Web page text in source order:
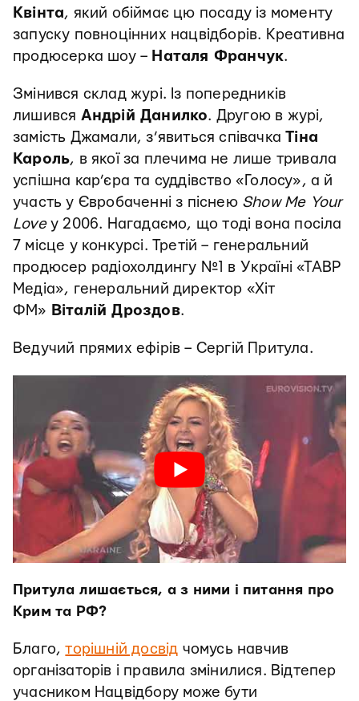
Квінта, який обіймає цю посаду із моменту
запуску повноцінних нацвідборів. Креативна
продюсерка шоу – Наталя Франчук.
Змінився склад журі. Із попередників
лишився Андрій Данилко. Другою в журі,
замість Джамали, з’явиться співачкаТіна
Кароль, в якої за плечима не лише тривала
успішна кар’єра та суддівство «Голосу», а й
участь у Євробаченні з піснею Show Me Your
Loveу 2006. Нагадаємо, що тоді вона посіла
7 місце у конкурсі. Третій – генеральний
продюсер радіохолдингу №1 в Україні «ТАВР
Медіа», генеральний директор «Хіт
ФМ» Віталій Дроздов.
Ведучий прямих ефірів – Сергій Притула.
Притула лишається, а з ними і питання про
Крим та РФ?
Благо,торішній досвід чомусь навчив
організаторів і правила змінилися. Відтепер
учасником Нацвідбору може бути